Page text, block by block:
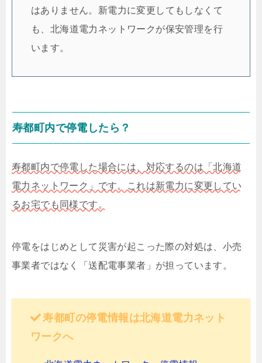
はありません。新電力に変更してもしなくて
も、北海道電力ネットワークが保安管理を行
います。
寿都町内で停電したら？
寿都町内で停電した場合には、対応するのは「北海道
電力ネットワーク」です。これは新電力に変更してい
るお宅でも同様です。
停電をはじめとして災害が起こった際の対処は、小売
事業者ではなく「送配電事業者」が担っています。
寿都町の停電情報は北海道電力ネット
ワークへ